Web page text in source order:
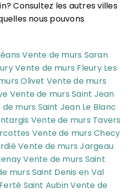
Consultez les autres villes
nous pouvons
Vente de murs Saran
Vente de murs Fleury Les
Olivet Vente de murs
Vente de murs Saint Jean
murs Saint Jean Le Blanc
Vente de murs Tavers
Vente de murs Checy
Vente de murs Jargeau
Vente de murs Saint
murs Saint Denis en Val
Saint AubinVente de